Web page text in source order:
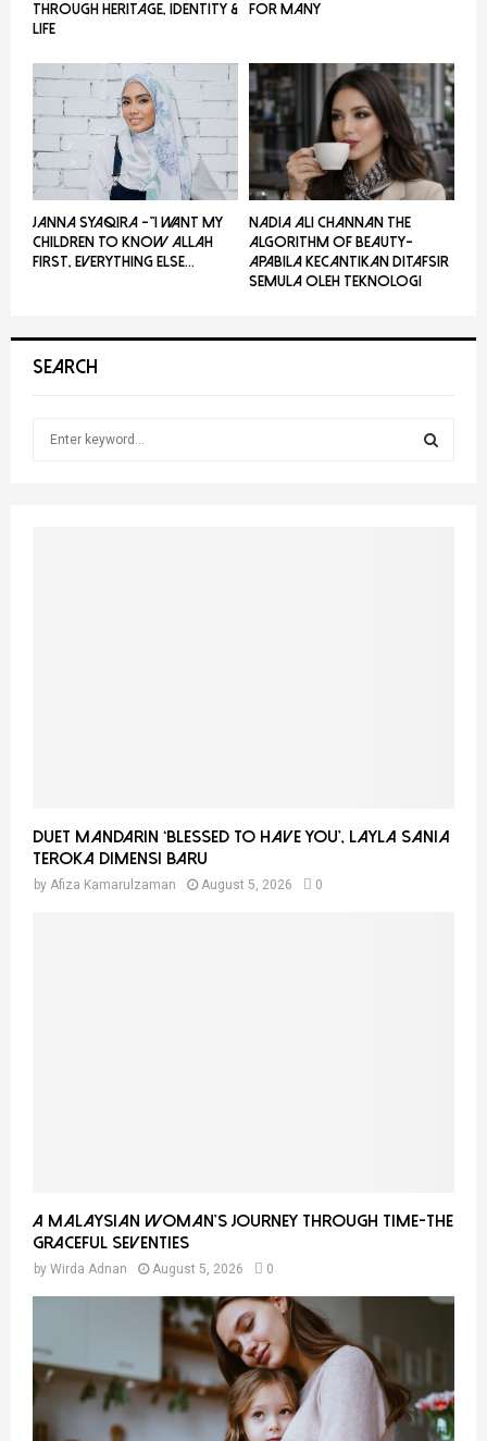
THROUGH HERITAGE, IDENTITY &
LIFE
FOR MANY
JANNA SYAQIRA -”I WANT MY
CHILDREN TO KNOW ALLAH
FIRST, EVERYTHING ELSE...
NADIA ALI CHANNAN THE
ALGORITHM OF BEAUTY-
Apabila Kecantikan Ditafsir
Semula Oleh Teknologi
SEARCH
Duet Mandarin ‘Blessed To Have You’, Layla Sania
Teroka Dimensi Baru
by Afiza Kamarulzaman August 5, 2026 0
A Malaysian Woman’s Journey Through Time-THE
GRACEFUL SEVENTIES
by Wirda Adnan August 5, 2026 0